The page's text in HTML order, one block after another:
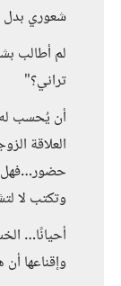
شعوري
لم أطالب
تراني؟"
أن يُحسب
العلاقة
حضور…فهل
وتكتب لا
أحيانًا…
وإقناعها